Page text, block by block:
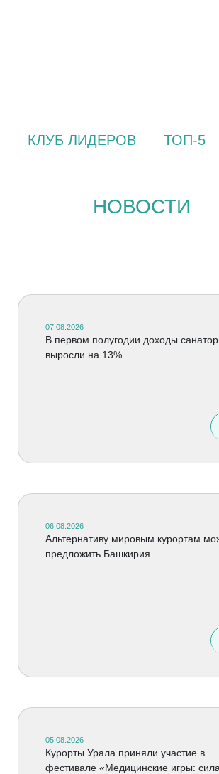
КЛУБ ЛИДЕРОВ ТОП-5
НОВОСТИ
07.08.2026
В первом полугодии доходы
выросли на 13%
06.08.2026
Альтернативу мировым курортам
предложить Башкирия
05.08.2026
Курорты Урала приняли участие в
фестивале «Медицинские игры: